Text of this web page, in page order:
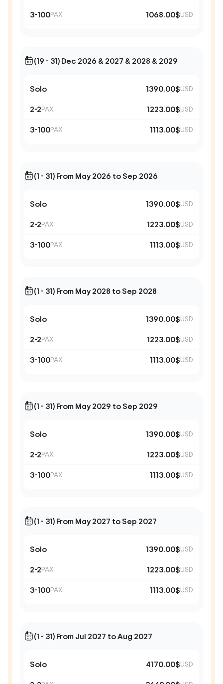
3-100PAX 1068.00$USD
(19 - 31) Dec 2026 & 2027 & 2028 & 2029
Solo 1390.00$USD
2-2PAX 1223.00$USD
3-100PAX 1113.00$USD
(1 - 31) From May 2026 to Sep 2026
Solo 1390.00$USD
2-2PAX 1223.00$USD
3-100PAX 1113.00$USD
(1 - 31) From May 2028 to Sep 2028
Solo 1390.00$USD
2-2PAX 1223.00$USD
3-100PAX 1113.00$USD
(1 - 31) From May 2029 to Sep 2029
Solo 1390.00$USD
2-2PAX 1223.00$USD
3-100PAX 1113.00$USD
(1 - 31) From May 2027 to Sep 2027
Solo 1390.00$USD
2-2PAX 1223.00$USD
3-100PAX 1113.00$USD
(1 - 31) From Jul 2027 to Aug 2027
Solo 4170.00$USD